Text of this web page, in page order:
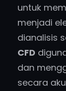
untuk
menjadi
dianalisis
CFD
dan
secara